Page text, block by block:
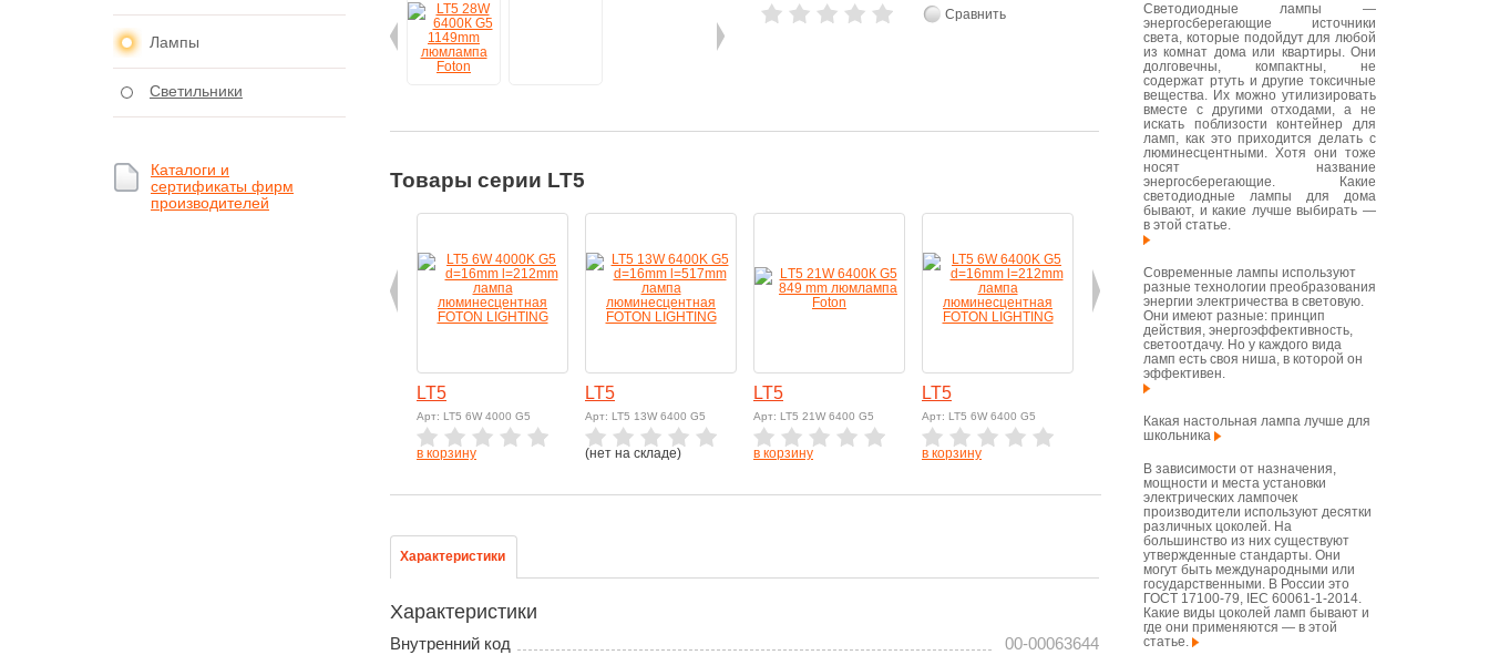
Сравнить
Товары серии LT5
LT5
Арт: LT5 6W 4000 G5
в корзину
LT5
Арт: LT5 13W 6400 G5
(нет на складе)
LT5
Арт: LT5 21W 6400 G5
в корзину
LT5
Арт: LT5 6W 6400 G5
в корзину
Характеристики
Характеристики
Внутренний код
00-00063644
Лампы
Светильники
Каталоги и
сертификаты фирм
производителей
Светодиодные лампы —
энергосберегающие источники
света, которые подойдут для любой
из комнат дома или квартиры. Они
долговечны, компактны, не
содержат ртуть и другие токсичные
вещества. Их можно утилизировать
вместе с другими отходами, а не
искать поблизости контейнер для
ламп, как это приходится делать с
люминесцентными. Хотя они тоже
носят название
энергосберегающие. Какие
светодиодные лампы для дома
бывают, и какие лучше выбирать —
в этой статье.
Современные лампы используют
разные технологии преобразования
энергии электричества в световую.
Они имеют разные: принцип
действия, энергоэффективность,
светоотдачу. Но у каждого вида
ламп есть своя ниша, в которой он
эффективен.
Какая настольная лампа лучше для
школьника
В зависимости от назначения,
мощности и места установки
электрических лампочек
производители используют десятки
различных цоколей. На
большинство из них существуют
утвержденные стандарты. Они
могут быть международными или
государственными. В России это
ГОСТ 17100-79, IEC 60061-1-2014.
Какие виды цоколей ламп бывают и
где они применяются — в этой
статье.